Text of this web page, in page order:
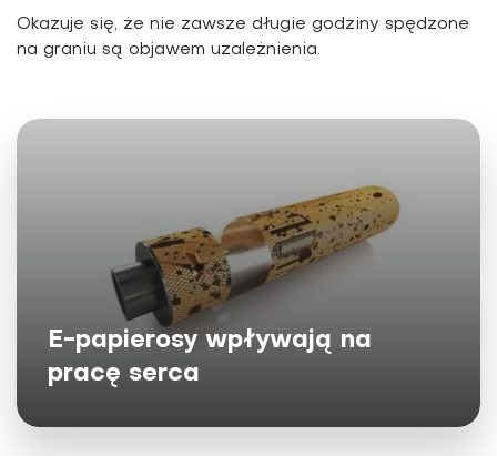
Okazuje się, że nie zawsze długie godziny spędzone
na graniu są objawem uzależnienia.
E-papierosy wpływają na
pracę serca